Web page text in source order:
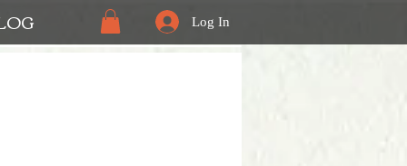
Log In